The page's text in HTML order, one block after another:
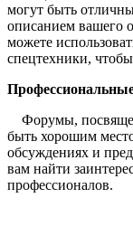
могут быть
описанием вашего
можете
спецтехники,
Форумы,
быть хорошим
обсуждениях и
вам найти
профессионалов.